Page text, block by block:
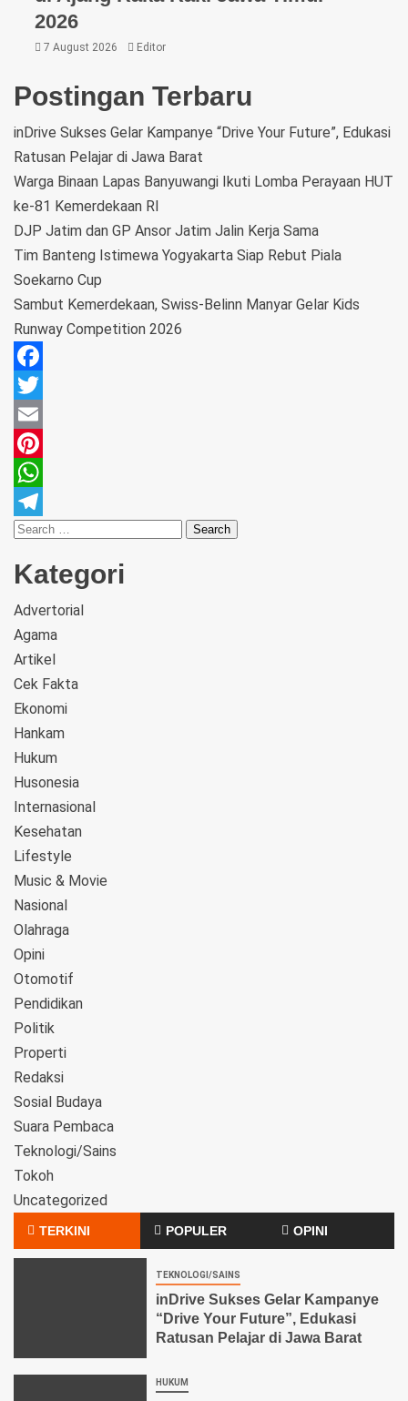
2026
7 August 2026 Editor
Postingan Terbaru
inDrive Sukses Gelar Kampanye “Drive Your Future”, Edukasi
Ratusan Pelajar di Jawa Barat
Warga Binaan Lapas Banyuwangi Ikuti Lomba Perayaan HUT
ke-81 Kemerdekaan RI
DJP Jatim dan GP Ansor Jatim Jalin Kerja Sama
Tim Banteng Istimewa Yogyakarta Siap Rebut Piala
Soekarno Cup
Sambut Kemerdekaan, Swiss-Belinn Manyar Gelar Kids
Runway Competition 2026
Facebook
Twitter
Email
Pinterest
WhatsApp
Telegram
Kategori
Advertorial
Agama
Artikel
Cek Fakta
Ekonomi
Hankam
Hukum
Husonesia
Internasional
Kesehatan
Lifestyle
Music & Movie
Nasional
Olahraga
Opini
Otomotif
Pendidikan
Politik
Properti
Redaksi
Sosial Budaya
Suara Pembaca
Teknologi/Sains
Tokoh
Uncategorized
TERKINI POPULER OPINI
TEKNOLOGI/SAINS
inDrive Sukses Gelar Kampanye
“Drive Your Future”, Edukasi
Ratusan Pelajar di Jawa Barat
HUKUM